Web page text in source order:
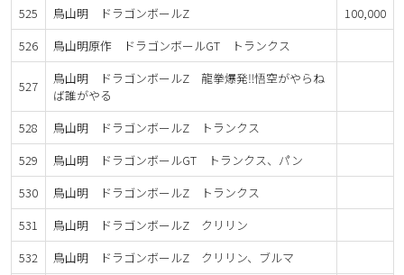
525
鳥山明 ドラゴンボールZ
100,000
526
鳥山明原作 ドラゴンボールGT トランクス
527
鳥山明 ドラゴンボールZ 龍拳爆発‼悟空がやらね
ば誰がやる
528
鳥山明 ドラゴンボールZ トランクス
529
鳥山明 ドラゴンボールGT トランクス、パン
530
鳥山明 ドラゴンボールZ トランクス
531
鳥山明 ドラゴンボールZ クリリン
532
鳥山明 ドラゴンボールZ クリリン、ブルマ